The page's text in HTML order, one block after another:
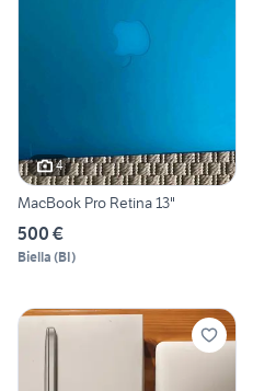
4
MacBook Pro Retina 13"
500 €
Biella (BI)